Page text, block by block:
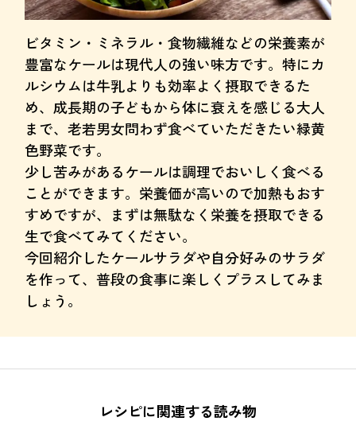
ビタミン・ミネラル・食物繊維などの栄養素が
豊富なケールは現代人の強い味方です。特にカ
ルシウムは牛乳よりも効率よく摂取できるた
め、成長期の子どもから体に衰えを感じる大人
まで、老若男女問わず食べていただきたい緑黄
色野菜です。
少し苦みがあるケールは調理でおいしく食べる
ことができます。栄養価が高いので加熱もおす
すめですが、まずは無駄なく栄養を摂取できる
生で食べてみてください。
今回紹介したケールサラダや自分好みのサラダ
を作って、普段の食事に楽しくプラスしてみま
しょう。
レシピに関連する読み物